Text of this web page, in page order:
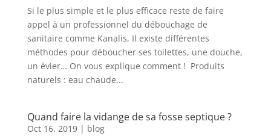
Si le plus simple et le plus efficace reste de faire
appel à un professionnel du débouchage de
sanitaire comme Kanalis, Il existe différentes
méthodes pour déboucher ses toilettes, une douche,
un évier… On vous explique comment ! Produits
naturels : eau chaude...
Quand faire la vidange de sa fosse septique ?
Oct 16, 2019| blog